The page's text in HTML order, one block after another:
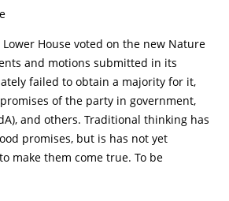
Lower House voted on the new Nature
and motions submitted in its
failed to obtain a majority for it,
of the party in government,
and others. Traditional thinking has
promises, but is has not yet
make them come true. To be